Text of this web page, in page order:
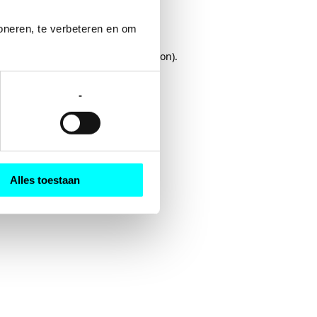
te verbeteren en om
-
Alles toestaan
for more information).